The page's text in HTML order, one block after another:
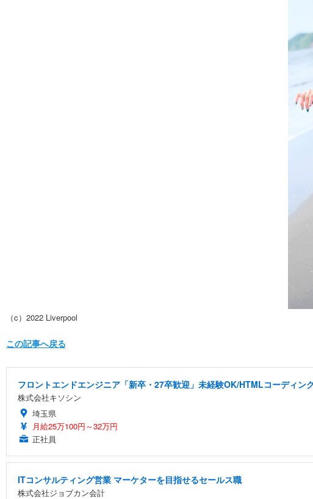
（c）2022 Liverpool
この記事へ戻る
フロントエンドエンジニア「新卒・27卒歓迎」未経験OK/HTMLコーディン
株式会社キソシン
埼玉県
月給25万100円～32万円
正社員
ITコンサルティング営業 マーケターを目指せるセールス職
株式会社ジョブカン会計